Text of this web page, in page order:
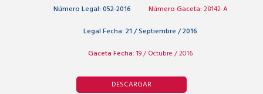
Número Legal: 052-2016 Número Gaceta: 28142-A
Legal Fecha: 21 / Septiembre / 2016
Gaceta Fecha: 19 / Octubre / 2016
DESCARGAR